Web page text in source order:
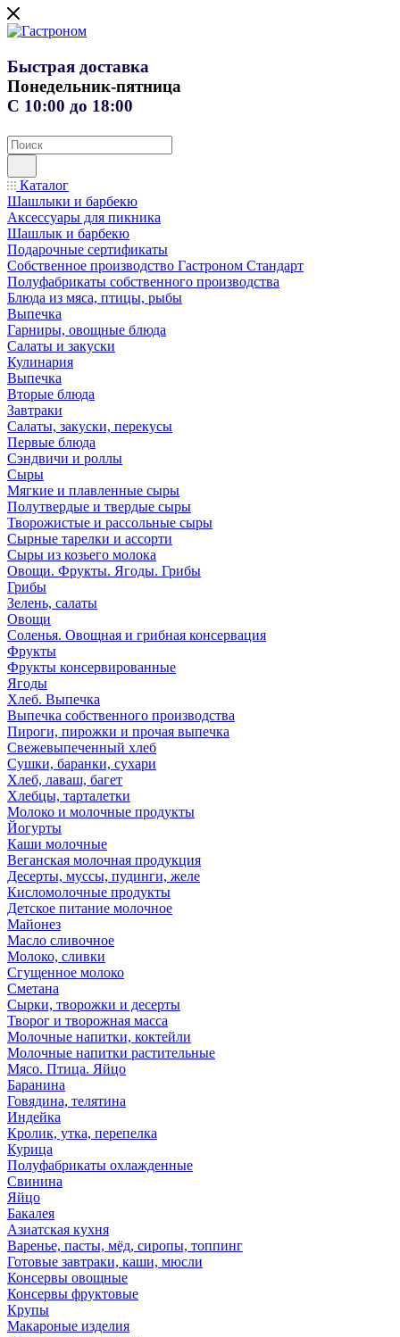
Быстрая доставка
Понедельник-пятница
С 10:00 до 18:00
Каталог
Шашлыки и барбекю
Аксессуары для пикника
Шашлык и барбекю
Подарочные сертификаты
Собственное производство Гастроном Стандарт
Полуфабрикаты собственного производства
Блюда из мяса, птицы, рыбы
Выпечка
Гарниры, овощные блюда
Салаты и закуски
Кулинария
Выпечка
Вторые блюда
Завтраки
Салаты, закуски, перекусы
Первые блюда
Сэндвичи и роллы
Сыры
Мягкие и плавленные сыры
Полутвердые и твердые сыры
Творожистые и рассольные сыры
Сырные тарелки и ассорти
Сыры из козьего молока
Овощи. Фрукты. Ягоды. Грибы
Грибы
Зелень, салаты
Овощи
Соленья. Овощная и грибная консервация
Фрукты
Фрукты консервированные
Ягоды
Хлеб. Выпечка
Выпечка собственного производства
Пироги, пирожки и прочая выпечка
Свежевыпеченный хлеб
Сушки, баранки, сухари
Хлеб, лаваш, багет
Хлебцы, тарталетки
Молоко и молочные продукты
Йогурты
Каши молочные
Веганская молочная продукция
Десерты, муссы, пудинги, желе
Кисломолочные продукты
Детское питание молочное
Майонез
Масло сливочное
Молоко, сливки
Сгущенное молоко
Сметана
Сырки, творожки и десерты
Творог и творожная масса
Молочные напитки, коктейли
Молочные напитки растительные
Мясо. Птица. Яйцо
Баранина
Говядина, телятина
Индейка
Кролик, утка, перепелка
Курица
Полуфабрикаты охлажденные
Свинина
Яйцо
Бакалея
Азиатская кухня
Варенье, пасты, мёд, сиропы, топпинг
Готовые завтраки, каши, мюсли
Консервы овощные
Консервы фруктовые
Крупы
Макароные изделия